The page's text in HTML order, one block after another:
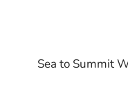
Sea to Summit